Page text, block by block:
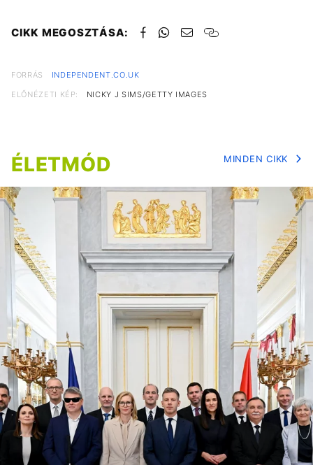
CIKK MEGOSZTÁSA:
FORRÁS
INDEPENDENT.CO.UK
ELŐNÉZETI KÉP:
NICKY J SIMS/GETTY IMAGES
ÉLETMÓD MINDEN CIKK